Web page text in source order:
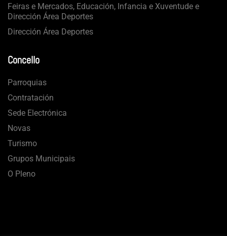
Feiras e Mercados, Educación, Infancia e Xuventude e
Dirección Área Deportes
Dirección Área Deportes
Concello
Parroquias
Contratación
Sede Electrónica
Novas
Turismo
Grupos Municipais
O Pleno